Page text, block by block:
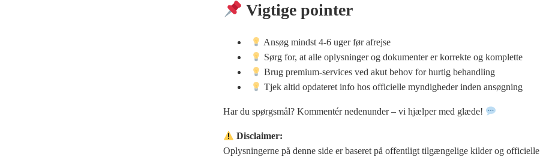
Vigtige pointer
Ansøg mindst 4-6 uger før afrejse
Sørg for, at alle oplysninger og dokumenter er korrekte og komplette
Brug premium-services ved akut behov for hurtig behandling
Tjek altid opdateret info hos officielle myndigheder inden ansøgning
Har du spørgsmål? Kommentér nedenunder – vi hjælper med glæde!
Disclaimer:
Oplysningerne på denne side er baseret på offentligt tilgængelige kilder og officielle